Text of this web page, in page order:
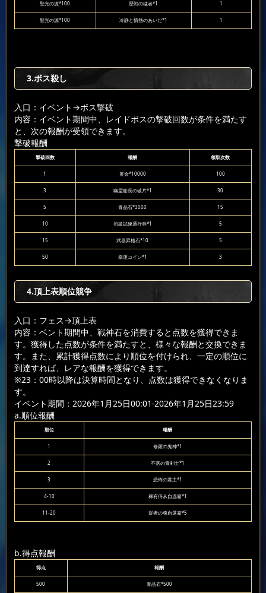
聖光の源*100 歴戦の猛者*1 1
聖光の源*100 冷静と情熱のあいだ*1 1
3.ボス殺し
入口：イベント →ボス撃破
内容：イベント期間中、レイドボスの撃破回数が条件を満たす
と、次の報酬が受領できます。
撃破報酬
撃破回数 報酬 领取次数
1 黄金*10000 100
3 幽霊船長の破片*1 30
5 青晶石*3000 15
10 初級試練通行券*1 5
15 武器昇格石*10 5
50 幸運コイン*1 3
4.頂上表順位競争
入口：フェス→頂上表
内容：ベント期間中、戦神石を消費すると点数を獲得できま
す。獲得した点数が条件を満たすと、様々な報酬と交換できま
す。また、累計獲得点数により順位を付けられ、一定の順位に
到達すれば、レアな報酬を獲得できます。
※23：00時以降は決算時間となり、点数は獲得できなくなりま
す。
イベント期間：2026年1月25日00:01-2026年1月25日23:59
a.順位報酬
順位 報酬
1 修羅の鬼神*1
2 不落の青剣士*1
3 恐怖の君主*1
4-10 稀有侍从自选箱*1
11-20 従者の魂自選箱*5
b.得点報酬
得点 報酬
500 青晶石*500